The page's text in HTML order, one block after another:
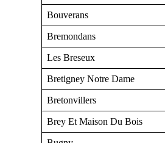
Bouverans
Bremondans
Les Breseux
Bretigney Notre Dame
Bretonvillers
Brey Et Maison Du Bois